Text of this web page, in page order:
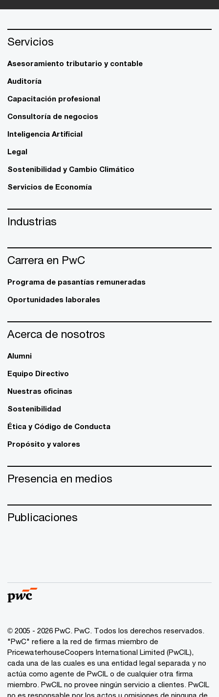
Servicios
Asesoramiento tributario y contable
Auditoría
Capacitación profesional
Consultoría de negocios
Inteligencia Artificial
Legal
Sostenibilidad y Cambio Climático
Servicios de Economía
Industrias
Carrera en PwC
Programa de pasantías remuneradas
Oportunidades laborales
Acerca de nosotros
Alumni
Equipo Directivo
Nuestras oficinas
Sostenibilidad
Ética y Código de Conducta
Propósito y valores
Presencia en medios
Publicaciones
© 2005 - 2026 PwC. PwC. Todos los derechos reservados.
"PwC" refiere a la red de firmas miembro de
PricewaterhouseCoopers International Limited (PwCIL),
cada una de las cuales es una entidad legal separada y no
actúa como agente de PwCIL o de cualquier otra firma
miembro. PwCIL no provee ningún servicio a clientes. PwCIL
no es responsable por los actos u omisiones de ninguna de